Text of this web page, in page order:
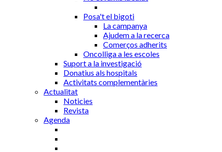
Posa't el bigoti
La campanya
Ajudem a la recerca
Comerços adherits
Oncolliga a les escoles
Suport a la investigació
Donatius als hospitals
Activitats complementàries
Actualitat
Noticies
Revista
Agenda